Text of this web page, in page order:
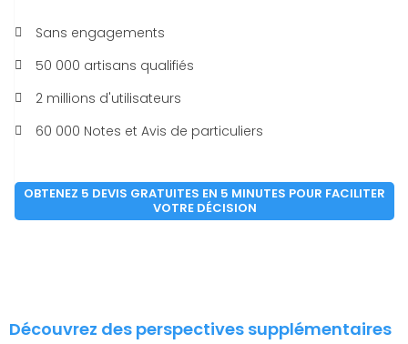
Sans engagements
50 000 artisans qualifiés
2 millions d'utilisateurs
60 000 Notes et Avis de particuliers
OBTENEZ 5 DEVIS GRATUITES EN 5 MINUTES POUR FACILITER
VOTRE DÉCISION
Découvrez des perspectives supplémentaires